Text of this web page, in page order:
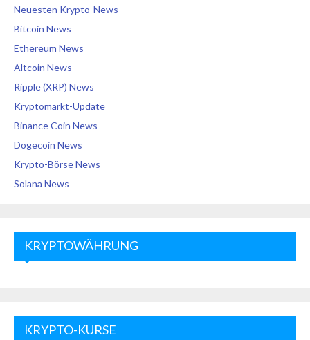
Neuesten Krypto-News
Bitcoin News
Ethereum News
Altcoin News
Ripple (XRP) News
Kryptomarkt-Update
Binance Coin News
Dogecoin News
Krypto-Börse News
Solana News
KRYPTOWÄHRUNG
KRYPTO-KURSE